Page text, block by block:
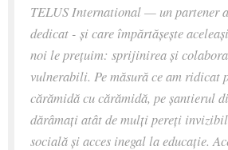
TELUS International — un partener
dedicat - și care împărtășeşte
noi le preţuim: sprijinirea și
vulnerabili. Pe măsură ce am ridicat
cărămidă cu cărămidă, pe șantierul
dărâmați atât de mulți pereți
socială și acces inegal la educație.